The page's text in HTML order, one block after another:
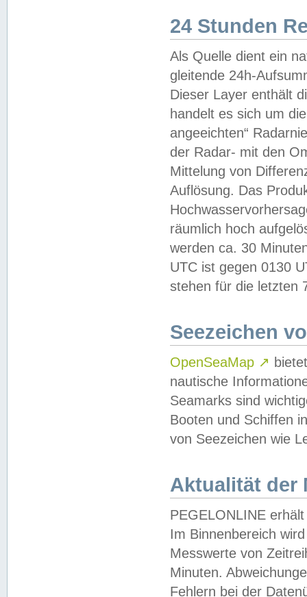
24 Stunden
Als Quelle dient ein
gleitende 24h-
Dieser Layer enthält
handelt es sich um
angeeichten“
der Radar- mit den
Mittelung von
Auflösung. Das
räumlich hoch
werden ca. 30
UTC ist gegen 0130
stehen für die letzten
Seezeichen
OpenSeaMap ↗
nautische
Seamarks sind
Booten und Schiffen
von Seezeichen wie
Aktualität der
PEGELONLINE
Im Binnenbereich
Messwerte von
Minuten.
Fehlern bei der